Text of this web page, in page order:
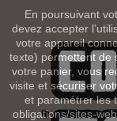
En poursuivant
devez accepter
votre appareil
texte) permettent de
votre panier, vous
visite et sécuriser
et paramétrer les
obligations/sites-